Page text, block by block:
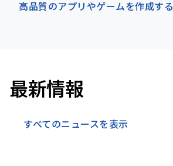
高品質のアプリやゲームを作成する
最新情報
すべてのニュースを表示